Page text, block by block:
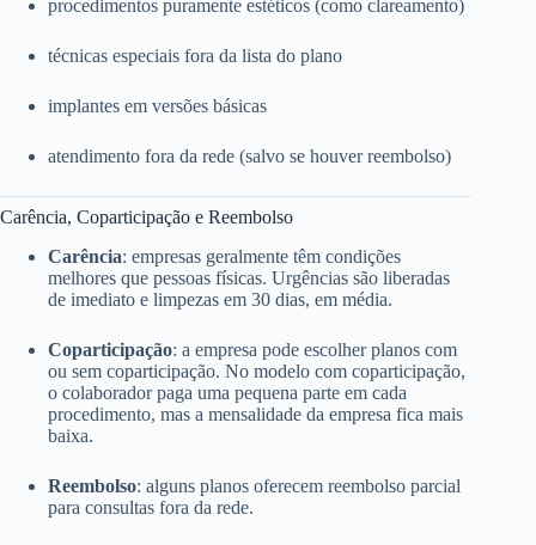
procedimentos puramente estéticos (como clareamento)
técnicas especiais fora da lista do plano
implantes em versões básicas
atendimento fora da rede (salvo se houver reembolso)
Carência, Coparticipação e Reembolso
Carência: empresas geralmente têm condições
melhores que pessoas físicas. Urgências são liberadas
de imediato e limpezas em 30 dias, em média.
Coparticipação: a empresa pode escolher planos com
ou sem coparticipação. No modelo com coparticipação,
o colaborador paga uma pequena parte em cada
procedimento, mas a mensalidade da empresa fica mais
baixa.
Reembolso: alguns planos oferecem reembolso parcial
para consultas fora da rede.